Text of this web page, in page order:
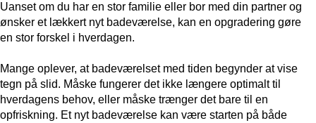
Uanset om du har en stor familie eller bor med din partner og
ønsker et lækkert nyt badeværelse, kan en opgradering gøre
en stor forskel i hverdagen.
Mange oplever, at badeværelset med tiden begynder at vise
tegn på slid. Måske fungerer det ikke længere optimalt til
hverdagens behov, eller måske trænger det bare til en
opfriskning. Et nyt badeværelse kan være starten på både